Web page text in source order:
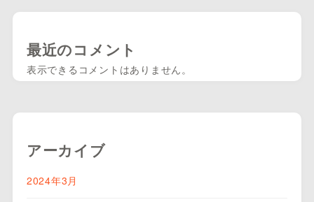
最近のコメント
表示できるコメントはありません。
アーカイブ
2024年3月